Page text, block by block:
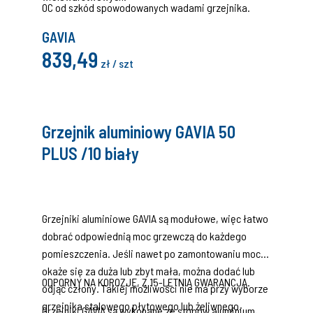
OC od szkód spowodowanych wadami grzejnika.
GAVIA
839,49 zł / szt
Grzejnik aluminiowy GAVIA 50
PLUS /10 biały
Grzejniki aluminiowe GAVIA są modułowe, więc łatwo
dobrać odpowiednią moc grzewczą do każdego
pomieszczenia. Jeśli nawet po zamontowaniu moc
okaże się za duża lub zbyt mała, można dodać lub
odjąć człony. Takiej możliwości nie ma przy wyborze
grzejnika stalowego płytowego lub żeliwnego.
ODPORNY NA KOROZJĘ, Z 15-LETNIĄ GWARANCJĄ.